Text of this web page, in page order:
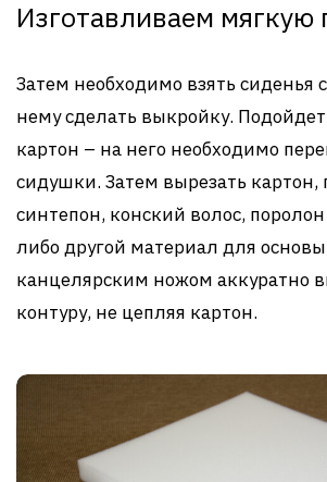
Изготавливаем
Затем необходимо взять сиденья
нему сделать выкройку.
картон – на него необходимо
сидушки. Затем вырезать картон,
синтепон, конский волос,
либо другой материал для
канцелярским ножом аккуратно
контуру, не цепляя картон.